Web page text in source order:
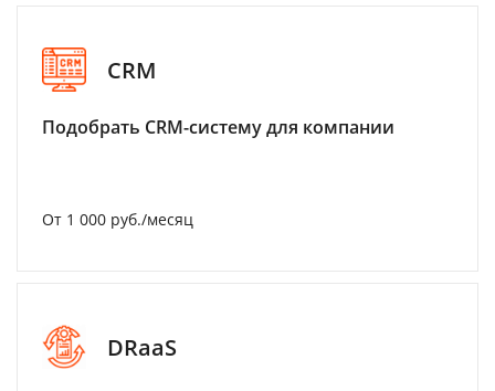
CRM
Подобрать CRM-систему для компании
От 1 000 руб./месяц
DRaaS